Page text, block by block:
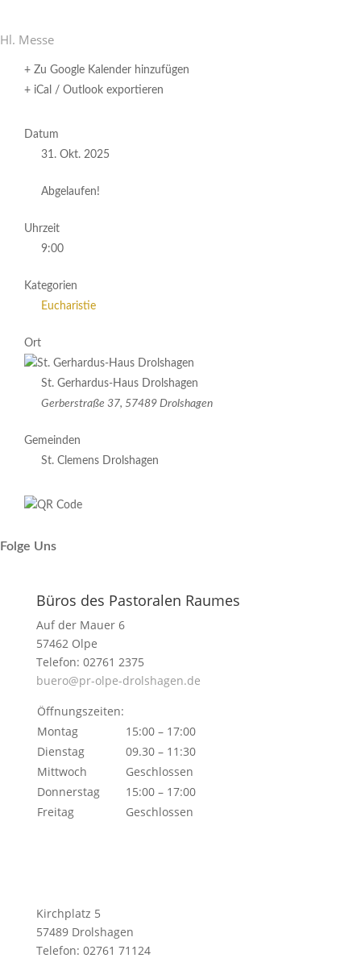
Hl. Messe
+ Zu Google Kalender hinzufügen
+ iCal / Outlook exportieren
Datum
31. Okt. 2025
Abgelaufen!
Uhrzeit
9:00
Kategorien
Eucharistie
Ort
St. Gerhardus-Haus Drolshagen
Gerberstraße 37, 57489 Drolshagen
Gemeinden
St. Clemens Drolshagen
Folge Uns
Büros des Pastoralen Raumes
Auf der Mauer 6
57462 Olpe
Telefon: 02761 2375
buero@pr-olpe-drolshagen.de
Öffnungszeiten:
Montag
15:00 – 17:00
Dienstag
09.30 – 11:30
Mittwoch
Geschlossen
Donnerstag
15:00 – 17:00
Freitag
Geschlossen
Kirchplatz 5
57489 Drolshagen
Telefon: 02761 71124